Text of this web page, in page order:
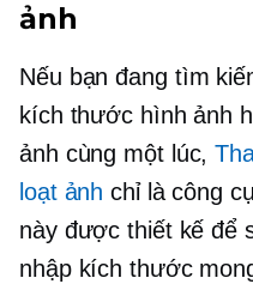
ảnh
Nếu bạn đang tìm
kích thước hình ảnh
ảnh cùng một lúc,
loạt ảnh chỉ là công
này được thiết kế để
nhập kích thước